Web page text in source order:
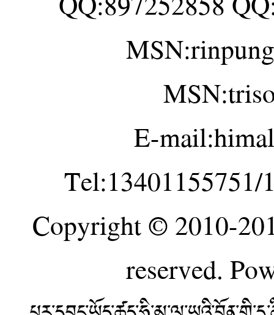
E-
Tel:13401155751/
Copyright © 2010-
reserved.